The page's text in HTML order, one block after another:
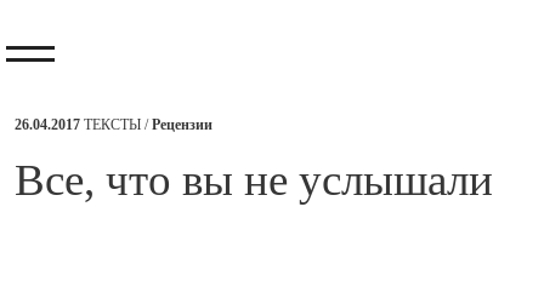
26.04.2017 ТЕКСТЫ /Рецензии
​Все, что вы не услышали